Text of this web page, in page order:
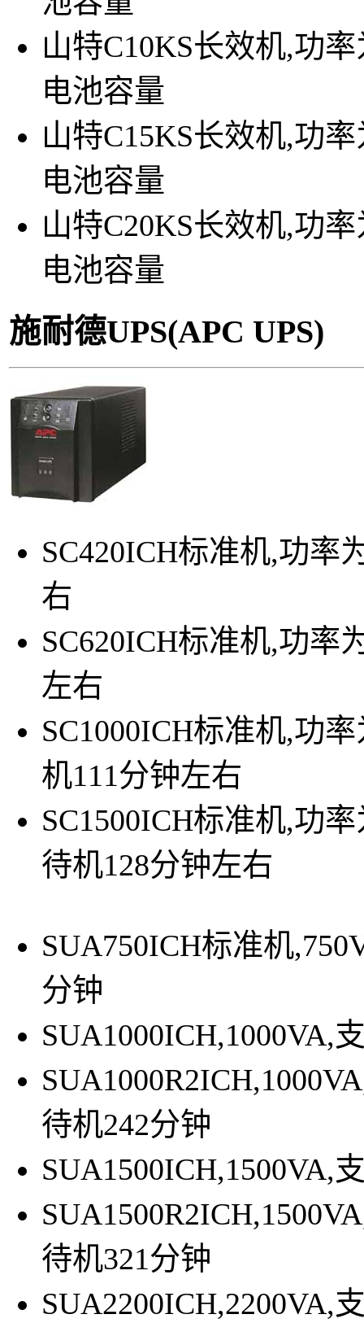
山特C10KS长效机,功
电池容量
山特C15KS长效机,功
电池容量
山特C20KS长效机,功
电池容量
施耐德UPS(APC UPS)
SC420ICH标准机,功率
右
SC620ICH标准机,功率
左右
SC1000ICH标准机,功
机111分钟左右
SC1500ICH标准机,功
待机128分钟左右
SUA750ICH标准机
分钟
SUA1000ICH,1000VA,
待机242分钟
SUA1500ICH,1500VA,
待机321分钟
SUA2200ICH,2200VA,